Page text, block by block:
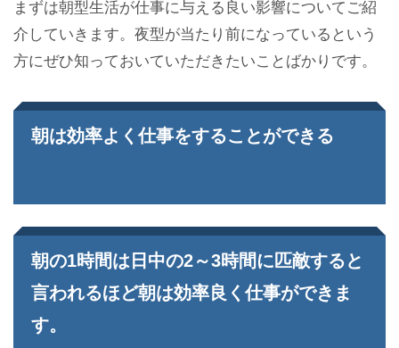
まずは朝型生活が仕事に与える良い影響についてご紹
介していきます。夜型が当たり前になっているという
方にぜひ知っておいていただきたいことばかりです。
朝は効率よく仕事をすることができる
朝の1時間は日中の2～3時間に匹敵すると
言われるほど朝は効率良く仕事ができま
す。